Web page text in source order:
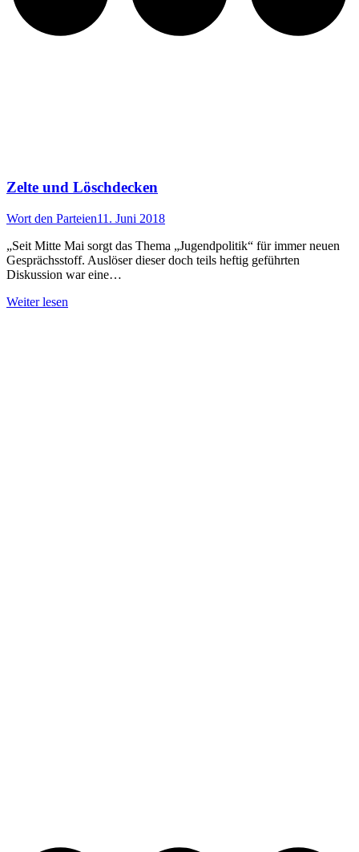
Zelte und Löschdecken
Wort den Parteien11. Juni 2018
„Seit Mitte Mai sorgt das Thema „Jugendpolitik“ für immer neuen
Gesprächsstoff. Auslöser dieser doch teils heftig geführten
Diskussion war eine…
Weiter lesen